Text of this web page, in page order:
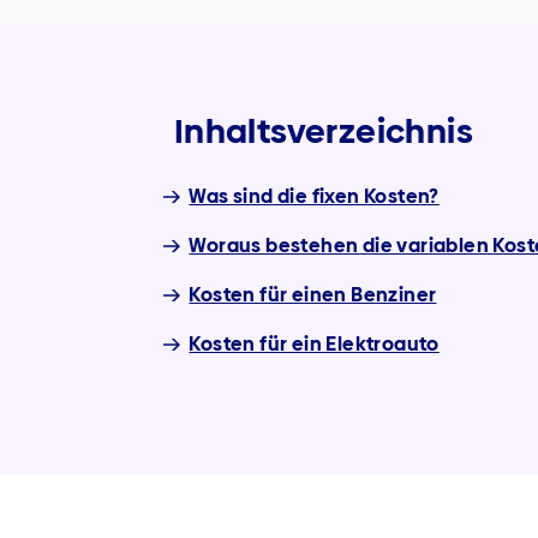
Inhaltsverzeichnis
Was sind die fixen Kosten?
Woraus bestehen die variablen
Kosten für einen Benziner
Kosten für ein Elektroauto